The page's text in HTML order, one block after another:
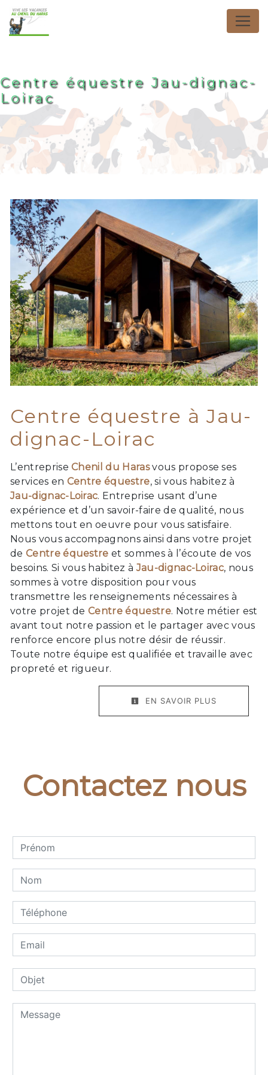
Panneau de gestion des cookies
Centre équestre Jau-dignac-
Loirac
Centre équestre à Jau-
dignac-Loirac
L’entrepriseChenil du Harasvous propose ses
services en Centre équestre, si vous habitez à
Jau-dignac-Loirac. Entreprise usant d’une
expérience et d’un savoir-faire de qualité, nous
mettons tout en oeuvre pour vous satisfaire.
Nous vous accompagnons ainsi dans votre projet
de Centre équestre et sommes à l’écoute de vos
besoins. Si vous habitez à Jau-dignac-Loirac, nous
sommes à votre disposition pour vous
transmettre les renseignements nécessaires à
votre projet deCentre équestre. Notre métier est
avant tout notre passion et le partager avec vous
renforce encore plus notre désir de réussir.
Toute notre équipe est qualifiée et travaille avec
propreté et rigueur.
EN SAVOIR PLUS
Contactez nous